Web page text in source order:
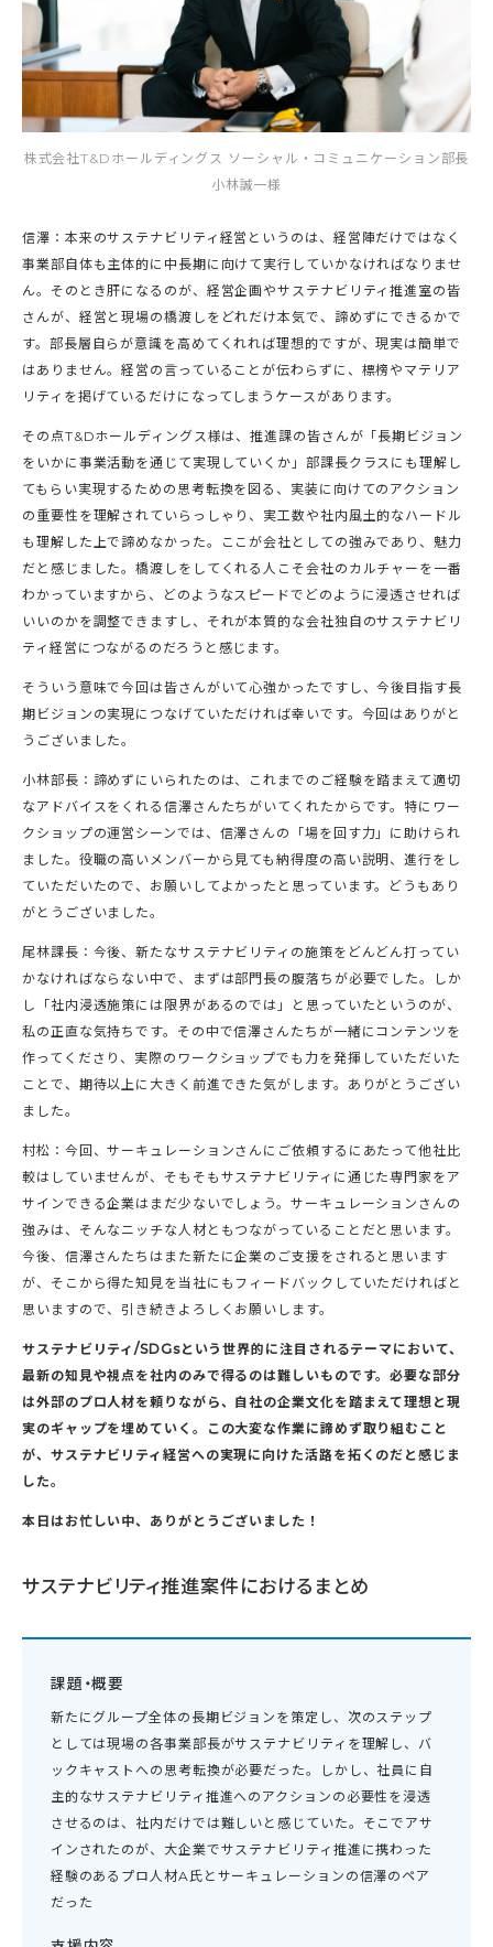
株式会社T&Dホールディングス ソーシャル・コミュニケーション部長
小林誠一様
信澤：本来のサステナビリティ経営というのは、経営陣だけではなく
事業部自体も主体的に中長期に向けて実行していかなければなりませ
ん。そのとき肝になるのが、経営企画やサステナビリティ推進室の皆
さんが、経営と現場の橋渡しをどれだけ本気で、諦めずにできるかで
す。部長層自らが意識を高めてくれれば理想的ですが、現実は簡単で
はありません。経営の言っていることが伝わらずに、標榜やマテリア
リティを掲げているだけになってしまうケースがあります。
その点T&Dホールディングス様は、推進課の皆さんが「長期ビジョン
をいかに事業活動を通じて実現していくか」部課長クラスにも理解し
てもらい実現するための思考転換を図る、実装に向けてのアクション
の重要性を理解されていらっしゃり、実工数や社内風土的なハードル
も理解した上で諦めなかった。ここが会社としての強みであり、魅力
だと感じました。橋渡しをしてくれる人こそ会社のカルチャーを一番
わかっていますから、どのようなスピードでどのように浸透させれば
いいのかを調整できますし、それが本質的な会社独自のサステナビリ
ティ経営につながるのだろうと感じます。
そういう意味で今回は皆さんがいて心強かったですし、今後目指す長
期ビジョンの実現につなげていただければ幸いです。今回はありがと
うございました。
小林部長：諦めずにいられたのは、これまでのご経験を踏まえて適切
なアドバイスをくれる信澤さんたちがいてくれたからです。特にワー
クショップの運営シーンでは、信澤さんの「場を回す力」に助けられ
ました。役職の高いメンバーから見ても納得度の高い説明、進行をし
ていただいたので、お願いしてよかったと思っています。どうもあり
がとうございました。
尾林課長：今後、新たなサステナビリティの施策をどんどん打ってい
かなければならない中で、まずは部門長の腹落ちが必要でした。しか
し「社内浸透施策には限界があるのでは」と思っていたというのが、
私の正直な気持ちです。その中で信澤さんたちが一緒にコンテンツを
作ってくださり、実際のワークショップでも力を発揮していただいた
ことで、期待以上に大きく前進できた気がします。ありがとうござい
ました。
村松：今回、サーキュレーションさんにご依頼するにあたって他社比
較はしていませんが、そもそもサステナビリティに通じた専門家をア
サインできる企業はまだ少ないでしょう。サーキュレーションさんの
強みは、そんなニッチな人材ともつながっていることだと思います。
今後、信澤さんたちはまた新たに企業のご支援をされると思います
が、そこから得た知見を当社にもフィードバックしていただければと
思いますので、引き続きよろしくお願いします。
サステナビリティ/SDGsという世界的に注目されるテーマにおいて、
最新の知見や視点を社内のみで得るのは難しいものです。必要な部分
は外部のプロ人材を頼りながら、自社の企業文化を踏まえて理想と現
実のギャップを埋めていく。この大変な作業に諦めず取り組むこと
が、サステナビリティ経営への実現に向けた活路を拓くのだと感じま
した。
本日はお忙しい中、ありがとうございました！
サステナビリティ推進案件におけるまとめ
課題・概要
新たにグループ全体の長期ビジョンを策定し、次のステップ
としては現場の各事業部長がサステナビリティを理解し、バ
ックキャストへの思考転換が必要だった。しかし、社員に自
主的なサステナビリティ推進へのアクションの必要性を浸透
させるのは、社内だけでは難しいと感じていた。そこでアサ
インされたのが、大企業でサステナビリティ推進に携わった
経験のあるプロ人材A氏とサーキュレーションの信澤のペア
だった